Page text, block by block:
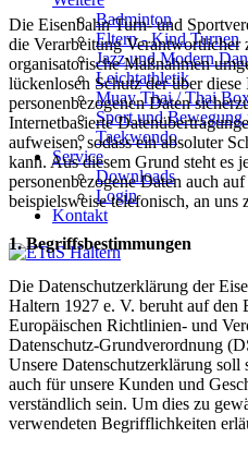
Badminton
Eltern - Kind Turnen
Jazz und Modern
Leichtathletik
Muay Thai / Thai
Sport und
Taekwondo
Service
Downloads
Login
Kontakt
Die Eisenbahn Turn- und
die Verarbeitung Verantwortlicher
organisatorische Maßnahmen
lückenlosen Schutz der über diese
personenbezogenen Daten
Internetbasierte
aufweisen, sodass ein absoluter
kann. Aus diesem Grund steht es
personenbezogene Daten auch
beispielsweise telefonisch, an uns
1. Begriffsbestimmungen
Die Datenschutzerklärung der
Haltern 1927 e. V. beruht auf
Europäischen Richtlinien- und
Datenschutz-Grundverordnung
Unsere Datenschutzerklärung
auch für unsere Kunden und
verständlich sein. Um dies zu
verwendeten Begrifflichkeiten